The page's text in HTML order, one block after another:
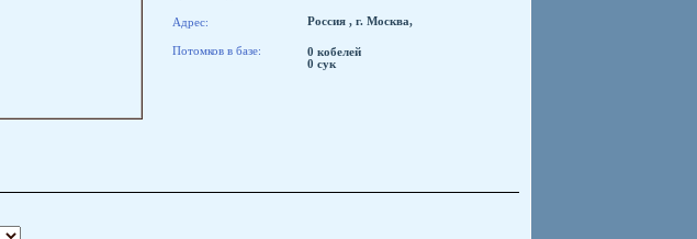
Адрес: Россия , г. Москва,
Потомков в базе:
0 кобелей
0 сук